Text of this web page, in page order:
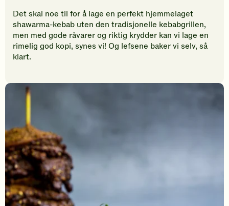
til
å
vurdere
denne
oppskriften.
Det skal noe til for å lage en perfekt hjemmelaget
shawarma-kebab uten den tradisjonelle kebabgrillen,
men med gode råvarer og riktig krydder kan vi lage en
rimelig god kopi, synes vi! Og lefsene baker vi selv, så
klart.